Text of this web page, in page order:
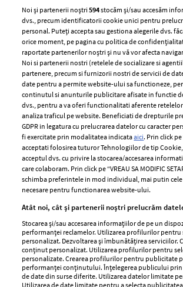
ELLE Style Awards
2024
Despre ELLE
Romania
Contact
Abonamente
Termeni
Politica
Politica
GSP
Unica
Baby
Retete
femei
Viva
Avantaje
Retete
Noi și partenerii noștri594stocăm și/sau accesăm
dvs., precum identificatorii cookie unici pentru
personal. Puteți accepta sau gestiona alegerile dvs.
orice moment, pe pagina cu politica de
raportate partenerilor noștri și nu vă vor afecta
Noi si partenerii nostri (retelele de socializare si
partenere, precum si furnizorii nostri de servicii de
date pentru a permite website-ului sa functioneze,
continutul si anunturile publicitare afisate in functie
dvs., pentru a va oferi functionalitati aferente
analiza traficul pe website. Beneficiati de drepturile
GDPR in legatura cu prelucrarea datelor cu caracter
fi exercitate prin modalitatea indicataaici. Prin click pe
acceptati folosirea tuturor Tehnologiilor de tip
acceptul dvs. cu privire la stocarea/accesarea
care colaboram. Prin click pe “VREAU SA MODIFIC
schimba preferintele in mod individual, mai putin
necesare pentru functionarea website-ului.
Atât noi, cât și partenerii noștri prelucrăm
Stocarea și/sau accesarea informațiilor de pe un
performanței reclamelor. Utilizarea profilurilor
personalizat. Dezvoltarea și îmbunătățirea serviciilor.
conținut personalizat. Utilizarea profilurilor pentru
personalizate. Crearea profilurilor pentru publicitate
performanței conținutului. Înțelegerea publicului
de date din surse diferite. Utilizarea datelor limitate
Utilizarea de date limitate pentru a selecta